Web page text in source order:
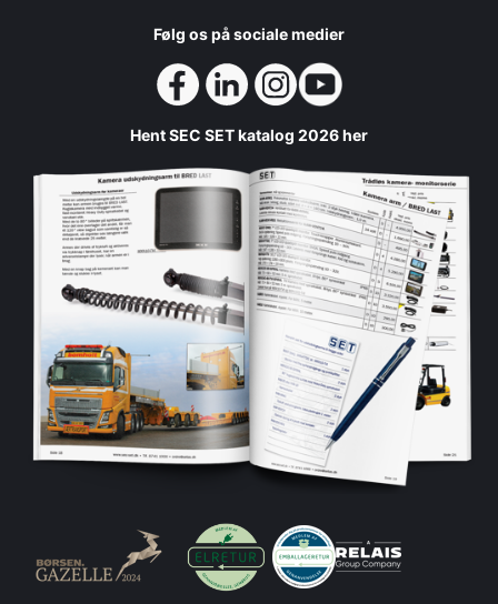
Følg os på sociale medier
Hent SEC SET katalog 2026 her